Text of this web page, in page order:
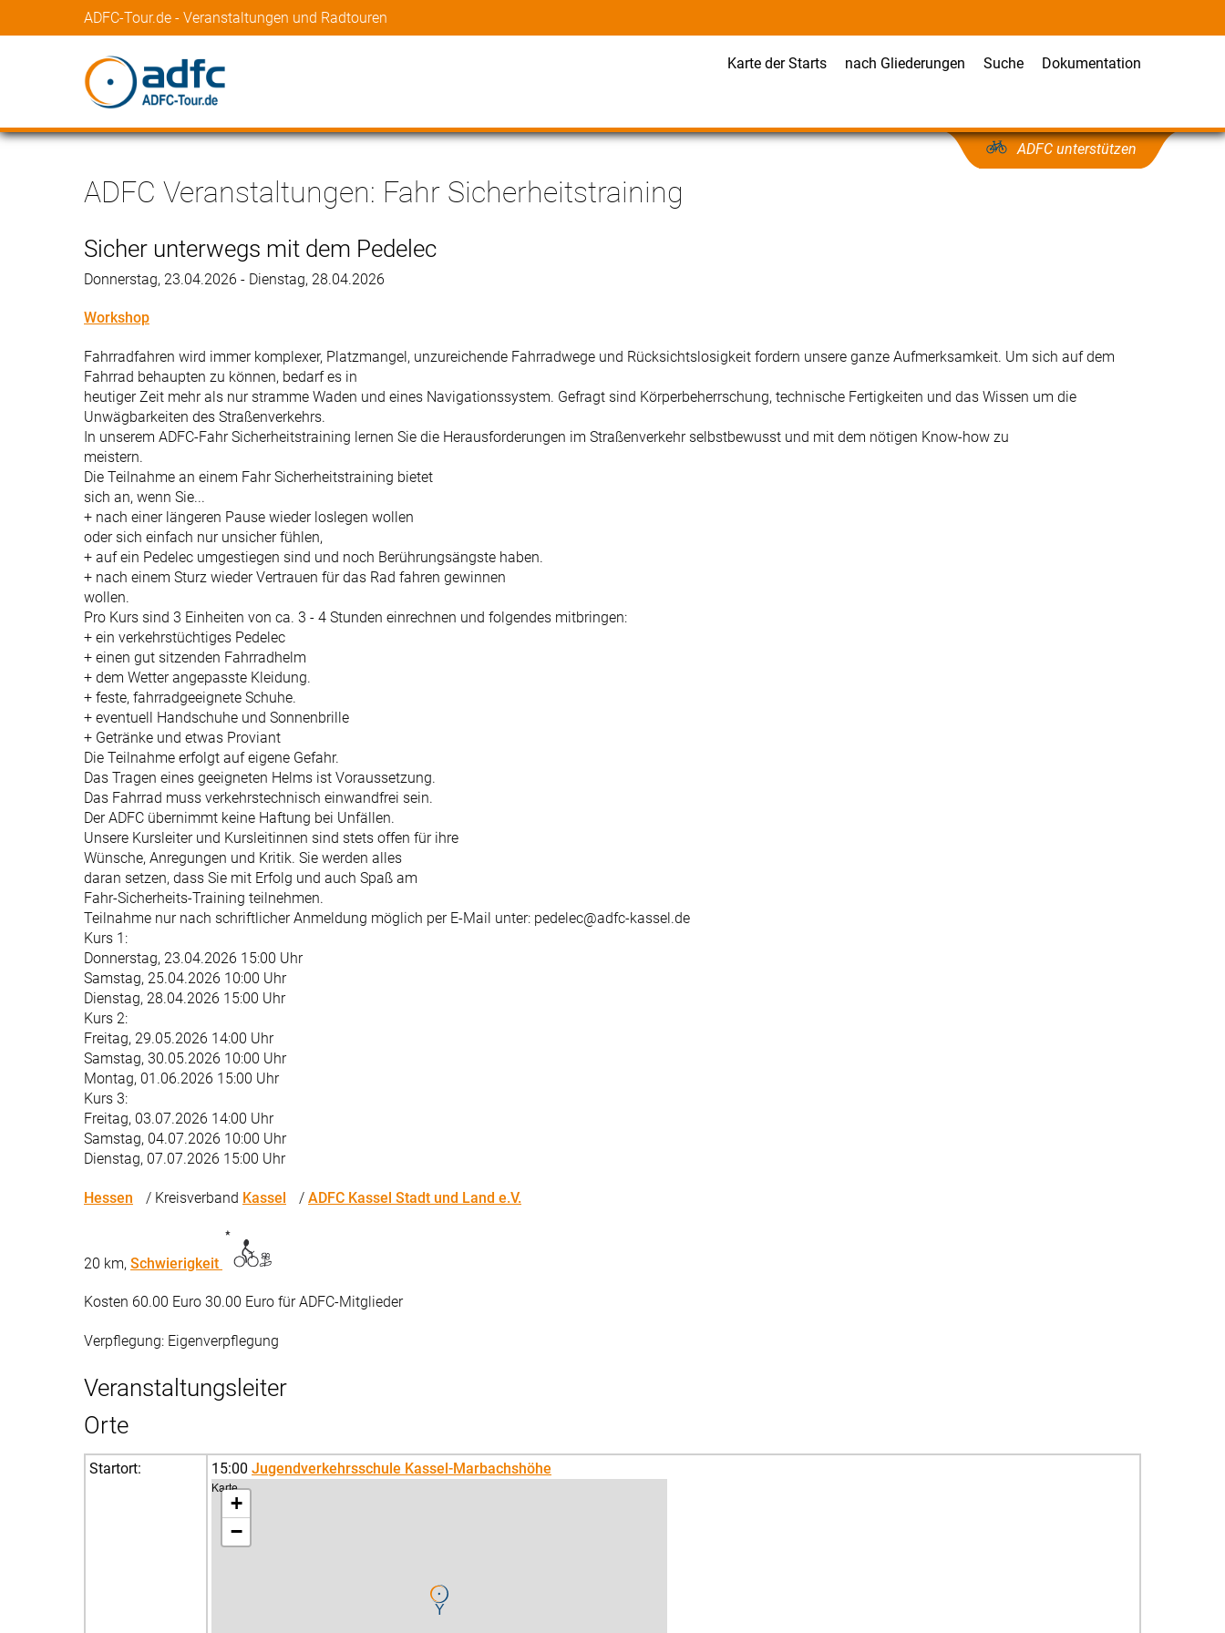
ADFC-Tour.de - Veranstaltungen und Radtouren
Karte der Starts nach Gliederungen Suche Dokumentation
ADFC unterstützen
ADFC Veranstaltungen: Fahr Sicherheitstraining
Sicher unterwegs mit dem Pedelec
Donnerstag, 23.04.2026 - Dienstag, 28.04.2026
Workshop
Fahrradfahren wird immer komplexer, Platzmangel, unzureichende Fahrradwege und Rücksichtslosigkeit fordern unsere ganze Aufmerksamkeit. Um sich auf dem
Fahrrad behaupten zu können, bedarf es in
heutiger Zeit mehr als nur stramme Waden und eines Navigationssystem. Gefragt sind Körperbeherrschung, technische Fertigkeiten und das Wissen um die
Unwägbarkeiten des Straßenverkehrs.
In unserem ADFC-Fahr Sicherheitstraining lernen Sie die Herausforderungen im Straßenverkehr selbstbewusst und mit dem nötigen Know-how zu
meistern.
Die Teilnahme an einem Fahr Sicherheitstraining bietet
sich an, wenn Sie...
+ nach einer längeren Pause wieder loslegen wollen
oder sich einfach nur unsicher fühlen,
+ auf ein Pedelec umgestiegen sind und noch Berührungsängste haben.
+ nach einem Sturz wieder Vertrauen für das Rad fahren gewinnen
wollen.
Pro Kurs sind 3 Einheiten von ca. 3 - 4 Stunden einrechnen und folgendes mitbringen:
+ ein verkehrstüchtiges Pedelec
+ einen gut sitzenden Fahrradhelm
+ dem Wetter angepasste Kleidung.
+ feste, fahrradgeeignete Schuhe.
+ eventuell Handschuhe und Sonnenbrille
+ Getränke und etwas Proviant
Die Teilnahme erfolgt auf eigene Gefahr.
Das Tragen eines geeigneten Helms ist Voraussetzung.
Das Fahrrad muss verkehrstechnisch einwandfrei sein.
Der ADFC übernimmt keine Haftung bei Unfällen.
Unsere Kursleiter und Kursleitinnen sind stets offen für ihre
Wünsche, Anregungen und Kritik. Sie werden alles
daran setzen, dass Sie mit Erfolg und auch Spaß am
Fahr-Sicherheits-Training teilnehmen.
Teilnahme nur nach schriftlicher Anmeldung möglich per E-Mail unter: pedelec@adfc-kassel.de
Kurs 1:
Donnerstag, 23.04.2026 15:00 Uhr
Samstag, 25.04.2026 10:00 Uhr
Dienstag, 28.04.2026 15:00 Uhr
Kurs 2:
Freitag, 29.05.2026 14:00 Uhr
Samstag, 30.05.2026 10:00 Uhr
Montag, 01.06.2026 15:00 Uhr
Kurs 3:
Freitag, 03.07.2026 14:00 Uhr
Samstag, 04.07.2026 10:00 Uhr
Dienstag, 07.07.2026 15:00 Uhr
Hessen / Kreisverband Kassel / ADFC Kassel Stadt und Land e.V.
20 km, Schwierigkeit
Kosten 60.00 Euro 30.00 Euro für ADFC-Mitglieder
Verpflegung: Eigenverpflegung
Veranstaltungsleiter
Orte
Startort: 15:00 Jugendverkehrsschule Kassel-Marbachshöhe
Karte
+
−